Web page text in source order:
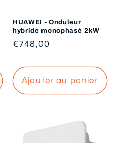
HUAWEI - Onduleur
hybride monophasé 2kW
Prix
€748,00
Ajouter au panier